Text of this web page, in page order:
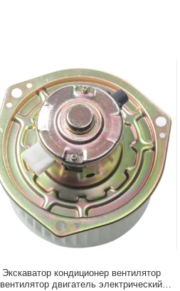
Экскаватор кондиционер вентилятор
вентилятор двигатель электрический